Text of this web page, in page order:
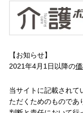
【お知らせ】
2021年4月1日以降の
当サイトに記載されて
ただくためのものであ